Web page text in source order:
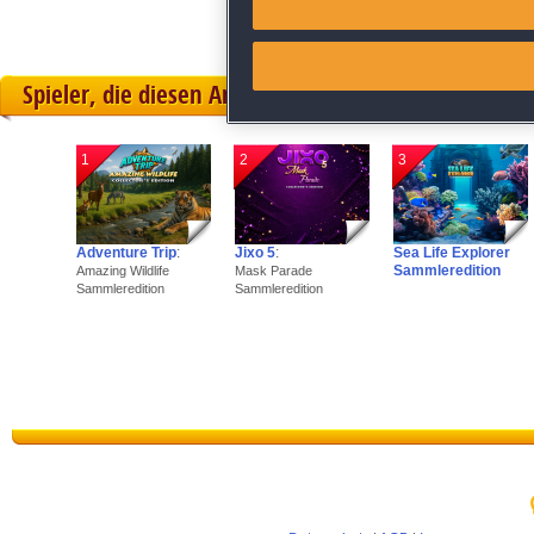
Spieler, die diesen Artikel gekauft haben, spielten
1
Adventure Trip:
Amazing Wildlife
Sammleredition
2
Jixo 5:
Mask Parade
Sammleredition
3
Sea Life Explorer
Sammleredition
Save and communicate